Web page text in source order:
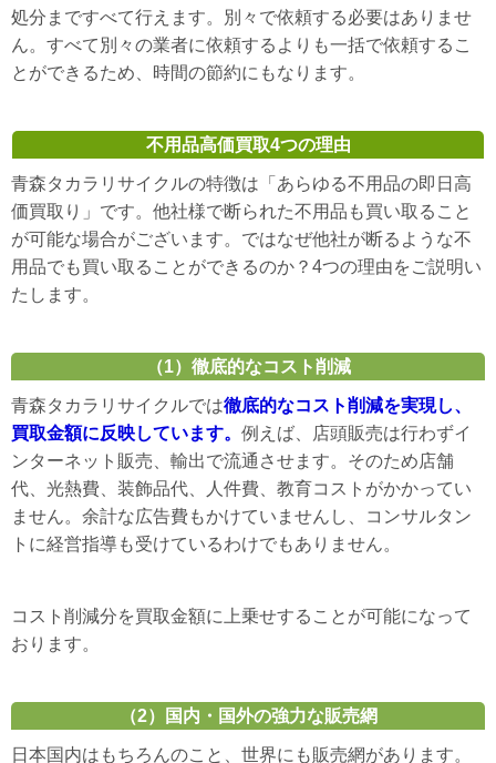
処分まですべて行えます。別々で依頼する必要はありませ
ん。すべて別々の業者に依頼するよりも一括で依頼するこ
とができるため、時間の節約にもなります。
不用品高価買取4つの理由
青森タカラリサイクルの特徴は「あらゆる不用品の即日高
価買取り」です。他社様で断られた不用品も買い取ること
が可能な場合がございます。ではなぜ他社が断るような不
用品でも買い取ることができるのか？4つの理由をご説明い
たします。
（1）徹底的なコスト削減
青森タカラリサイクルでは徹底的なコスト削減を実現し、
買取金額に反映しています。 例えば、店頭販売は行わずイ
ンターネット販売、輸出で流通させます。そのため店舗
代、光熱費、装飾品代、人件費、教育コストがかかってい
ません。余計な広告費もかけていませんし、コンサルタン
トに経営指導も受けているわけでもありません。
コスト削減分を買取金額に上乗せすることが可能になって
おります。
（2）国内・国外の強力な販売網
日本国内はもちろんのこと、世界にも販売網があります。